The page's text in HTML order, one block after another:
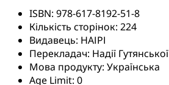
ISBN: 978-617-8192-51-8
Кількість сторінок: 224
Видавець: НАІРІ
Перекладач: Надії Гутянської
Мова продукту: Українська
Age Limit: 0